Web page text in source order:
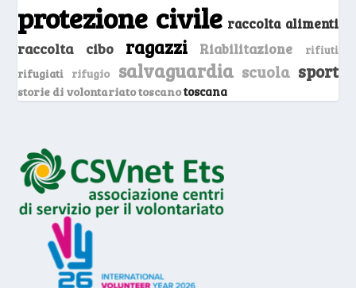
protezione civile raccolta alimenti
raccolta cibo ragazzi Riabilitazione
rifiuti
rifugiati
rifugio salvaguardia scuola sport
storie di volontariato toscanotoscana